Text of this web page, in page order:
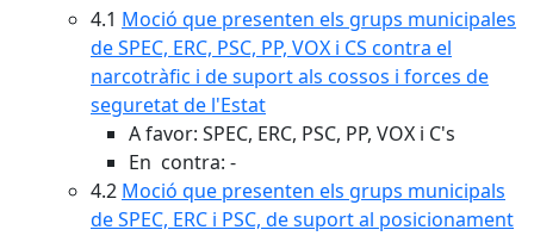
4.1 Moció que presenten els grups municipales
de SPEC, ERC, PSC, PP, VOX i CS contra el
narcotràfic i de suport als cossos i forces de
seguretat de l'Estat
A favor: SPEC, ERC, PSC, PP, VOX i C's
En contra: -
4.2 Moció que presenten els grups municipals
de SPEC, ERC i PSC, de suport al posicionament